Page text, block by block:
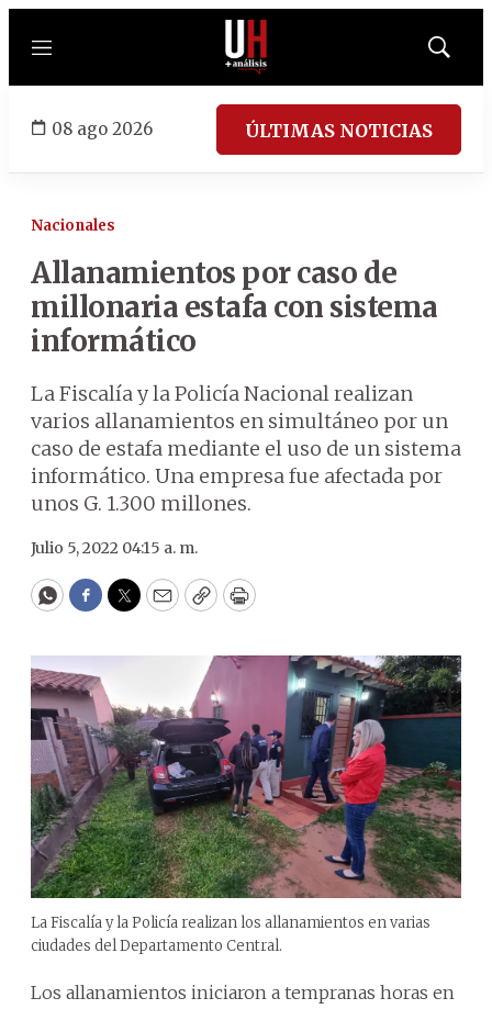
Menú
Mostrar
08 ago 2026 ÚLTIMAS NOTICIAS
Nacionales
Allanamientos por caso de
millonaria estafa con sistema
informático
La Fiscalía y la Policía Nacional realizan
varios allanamientos en simultáneo por un
caso de estafa mediante el uso de un sistema
informático. Una empresa fue afectada por
unos G. 1.300 millones.
Julio 5, 2022 04:15 a. m.
WhatsApp
Facebook
Twitter
EmailCopyPrint
La Fiscalía y la Policía realizan los allanamientos en varias
ciudades del Departamento Central.
Los allanamientos iniciaron a tempranas horas en